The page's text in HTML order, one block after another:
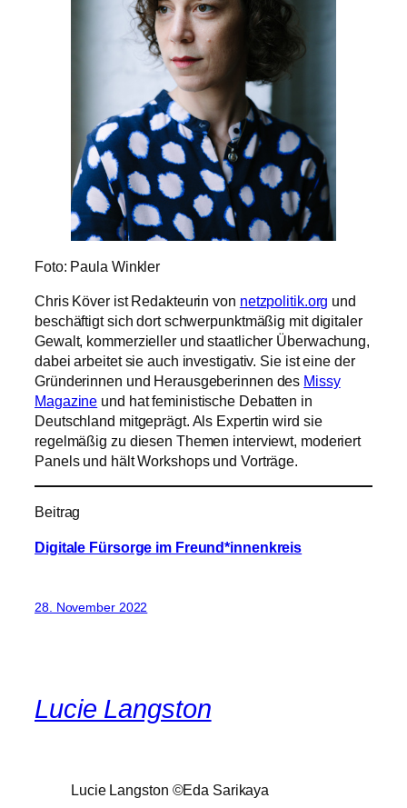
Foto: Paula Winkler
Chris Köver ist Redakteurin von netzpolitik.org und
beschäftigt sich dort schwerpunktmäßig mit digitaler
Gewalt, kommerzieller und staatlicher Überwachung,
dabei arbeitet sie auch investigativ. Sie ist eine der
Gründerinnen und Herausgeberinnen des Missy
Magazine und hat feministische Debatten in
Deutschland mitgeprägt. Als Expertin wird sie
regelmäßig zu diesen Themen interviewt, moderiert
Panels und hält Workshops und Vorträge.
Beitrag
Digitale Fürsorge im Freund*innenkreis
28. November 2022
Lucie Langston
Lucie Langston ©Eda Sarikaya